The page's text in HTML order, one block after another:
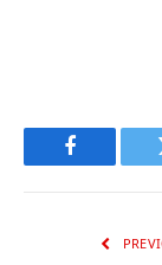
Facebook